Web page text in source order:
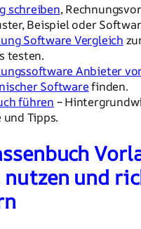
schreiben,
Beispiel oder
Software Vergleich
testen.
Anbieter
Softwarefinden.
führen –
und Tipps.
und